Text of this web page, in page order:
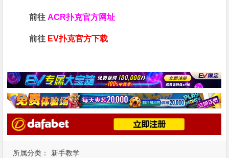
所属分类： 新手教学
前往ACR扑克官方网址
前往 EV扑克官方下载